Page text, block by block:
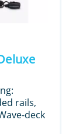
rails,
deck